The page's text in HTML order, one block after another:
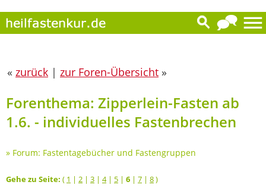
« zurück | zur Foren-Übersicht »
Forenthema: Zipperlein-Fasten ab
1.6. - individuelles Fastenbrechen
» Forum: Fastentagebücher und Fastengruppen
Gehe zu Seite: ( 1 | 2 | 3 | 4| 5 | 6 | 7 | 8)